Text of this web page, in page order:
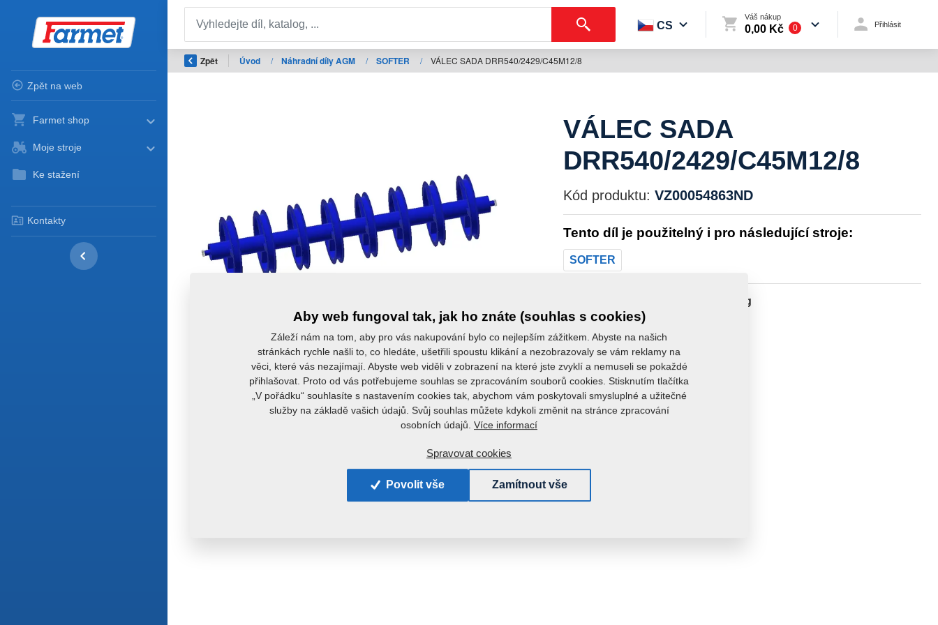
Zpět na web
Farmet shop
Moje stroje
Ke stažení
Kontakty
CS
Váš nákup
0,00 Kč 0 Přihlásit
Zpět Úvod / Náhradní díly AGM / SOFTER / VÁLEC SADA DRR540/2429/C45M12/8
VÁLEC SADA
DRR540/2429/C45M12/8
Kód produktu: VZ00054863ND
Tento díl je použitelný i pro následující stroje:
SOFTER
216,5850 kg
Aby web fungoval tak, jak ho znáte (souhlas s cookies)
Záleží nám na tom, aby pro vás nakupování bylo co nejlepším zážitkem. Abyste na našich
stránkách rychle našli to, co hledáte, ušetřili spoustu klikání a nezobrazovaly se vám reklamy na
věci, které vás nezajímají. Abyste web viděli v zobrazení na které jste zvyklí a nemuseli se pokaždé
přihlašovat. Proto od vás potřebujeme souhlas se zpracováním souborů cookies. Stisknutím tlačítka
„V pořádku“ souhlasíte s nastavením cookies tak, abychom vám poskytovali smysluplné a užitečné
služby na základě vašich údajů. Svůj souhlas můžete kdykoli změnit na stránce zpracování
osobních údajů. Více informací
Spravovat cookies
Povolit vše Zamítnout vše